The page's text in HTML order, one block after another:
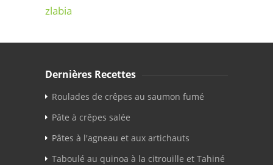
zlabia
Dernières Recettes
Roulades de crêpes au saumon fumé
Pâte à crêpes salée
Pâtes à l'agneau et aux artichauts
Taboulé au quinoa à la citrouille et Tahiné